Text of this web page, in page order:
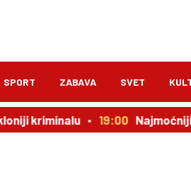
SPORT ZABAVA SVET
19:00 Najmoćniji ritual